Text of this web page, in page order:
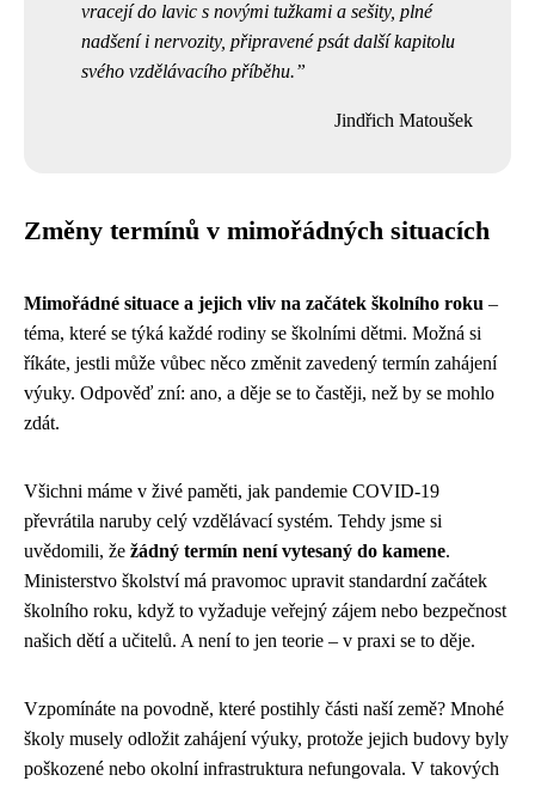
vracejí do lavic s novými tužkami a sešity, plné
nadšení i nervozity, připravené psát další kapitolu
svého vzdělávacího příběhu.
Jindřich Matoušek
Změny termínů v mimořádných situacích
Mimořádné situace a jejich vliv na začátek školního roku –
téma, které se týká každé rodiny se školními dětmi. Možná si
říkáte, jestli může vůbec něco změnit zavedený termín zahájení
výuky. Odpověď zní: ano, a děje se to častěji, než by se mohlo
zdát.
Všichni máme v živé paměti, jak pandemie COVID-19
převrátila naruby celý vzdělávací systém. Tehdy jsme si
uvědomili, že žádný termín není vytesaný do kamene.
Ministerstvo školství má pravomoc upravit standardní začátek
školního roku, když to vyžaduje veřejný zájem nebo bezpečnost
našich dětí a učitelů. A není to jen teorie – v praxi se to děje.
Vzpomínáte na povodně, které postihly části naší země? Mnohé
školy musely odložit zahájení výuky, protože jejich budovy byly
poškozené nebo okolní infrastruktura nefungovala. V takových